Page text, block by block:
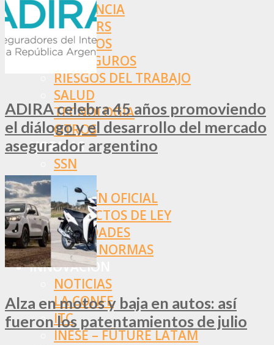
ASISTENCIA
BROKERS
SEGUROS
REASEGUROS
RIESGOS DEL TRABAJO
SALUD
TECNOLOGÍA
OTROS
NORMAS
SSN
SRT
BOLETÍN OFICIAL
PROYECTOS DE LEY
SOCIEDADES
OTRAS NORMAS
INNOVACIÓN
NOTICIAS
LA CONFE
ITC
INESE – FÜTURE LATAM
ADIRA celebra 45 años promoviendo
el diálogo y el desarrollo del mercado
asegurador argentino
Alza en motos y baja en autos: así
fueron los patentamientos de julio